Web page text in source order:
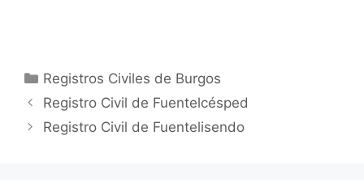
Categorías
Registros Civiles de Burgos
Registro Civil de Fuentelcésped
Registro Civil de Fuentelisendo